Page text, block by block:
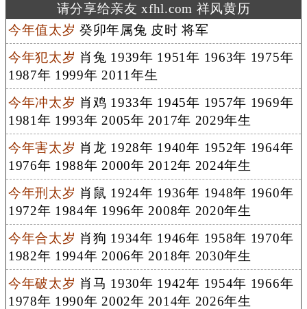
请分享给亲友 xfhl.com 祥风黄历
今年值太岁 癸卯年属兔 皮时 将军
今年犯太岁 肖兔 1939年 1951年 1963年 1975年
1987年 1999年 2011年生
今年冲太岁 肖鸡 1933年 1945年 1957年 1969年
1981年 1993年 2005年 2017年 2029年生
今年害太岁 肖龙 1928年 1940年 1952年 1964年
1976年 1988年 2000年 2012年 2024年生
今年刑太岁 肖鼠 1924年 1936年 1948年 1960年
1972年 1984年 1996年 2008年 2020年生
今年合太岁 肖狗 1934年 1946年 1958年 1970年
1982年 1994年 2006年 2018年 2030年生
今年破太岁 肖马 1930年 1942年 1954年 1966年
1978年 1990年 2002年 2014年 2026年生